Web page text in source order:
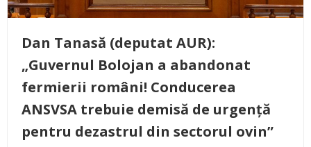
Dan Tanasă (deputat AUR):
„Guvernul Bolojan a abandonat
fermierii români! Conducerea
ANSVSA trebuie demisă de urgență
pentru dezastrul din sectorul ovin”